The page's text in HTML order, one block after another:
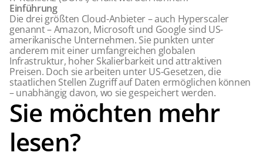
Einführung
Die drei größten Cloud-Anbieter – auch Hyperscaler
genannt – Amazon, Microsoft und Google sind US-
amerikanische Unternehmen. Sie punkten unter
anderem mit einer umfangreichen globalen
Infrastruktur, hoher Skalierbarkeit und attraktiven
Preisen. Doch sie arbeiten unter US-Gesetzen, die
staatlichen Stellen Zugriff auf Daten ermöglichen können
– unabhängig davon, wo sie gespeichert werden.
Sie möchten mehr
lesen?